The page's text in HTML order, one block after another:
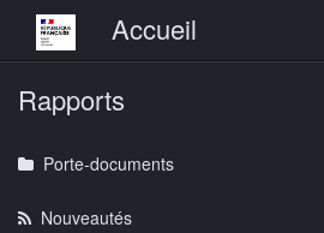
Menu principalAccueil
Rapports
Porte-documents
Nouveautés